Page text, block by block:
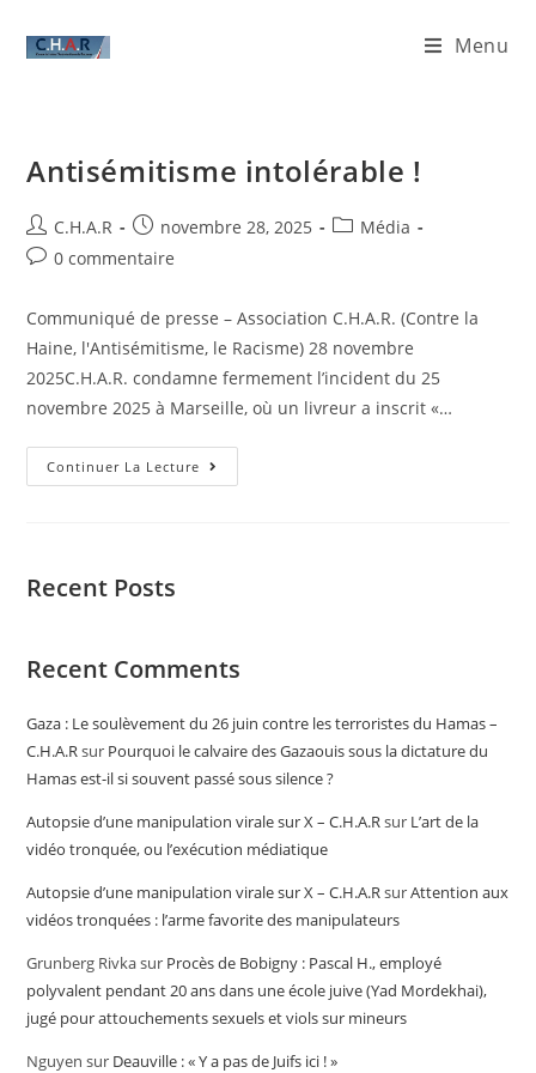
Menu
Antisémitisme intolérable !
C.H.A.R novembre 28, 2025
Média
0 commentaire
Communiqué de presse – Association C.H.A.R. (Contre la
Haine, l'Antisémitisme, le Racisme) 28 novembre
2025C.H.A.R. condamne fermement l’incident du 25
novembre 2025 à Marseille, où un livreur a inscrit «…
Continuer La Lecture
Recent Posts
Recent Comments
Gaza : Le soulèvement du 26 juin contre les terroristes du Hamas –
C.H.A.Rsur Pourquoi le calvaire des Gazaouis sous la dictature du
Hamas est-il si souvent passé sous silence ?
Autopsie d’une manipulation virale sur X – C.H.A.Rsur L’art de la
vidéo tronquée, ou l’exécution médiatique
Autopsie d’une manipulation virale sur X – C.H.A.RsurAttention aux
vidéos tronquées : l’arme favorite des manipulateurs
Grunberg Rivkasur Procès de Bobigny : Pascal H., employé
polyvalent pendant 20 ans dans une école juive (Yad Mordekhai),
jugé pour attouchements sexuels et viols sur mineurs
Nguyen sur Deauville : « Y a pas de Juifs ici ! »